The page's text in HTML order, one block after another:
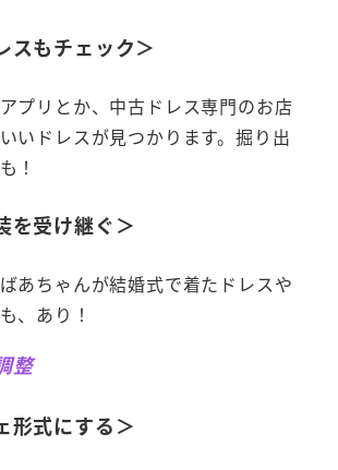
スもチェック＞
プリとか、中古ドレス専門のお店
いドレスが見つかります。掘り出
！
を受け継ぐ＞
あちゃんが結婚式で着たドレスや
、あり！
整
形式にする＞